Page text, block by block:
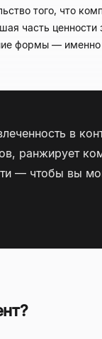
того, что
часть
формы —
в
ранжирует
— чтобы вы